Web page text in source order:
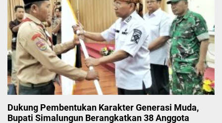
Dukung Pembentukan Karakter Generasi Muda,
Bupati Simalungun Berangkatkan 38 Anggota